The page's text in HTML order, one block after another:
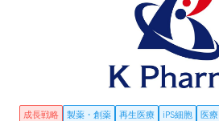
成長戦略 製薬・創薬 再生医療 iPS細胞 医